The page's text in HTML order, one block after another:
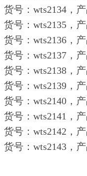
货号：wts2134，
货号：wts2135，
货号：wts2136，
货号：wts2137，
货号：wts2138，
货号：wts2139，
货号：wts2140，
货号：wts2141，
货号：wts2142，
货号：wts2143，